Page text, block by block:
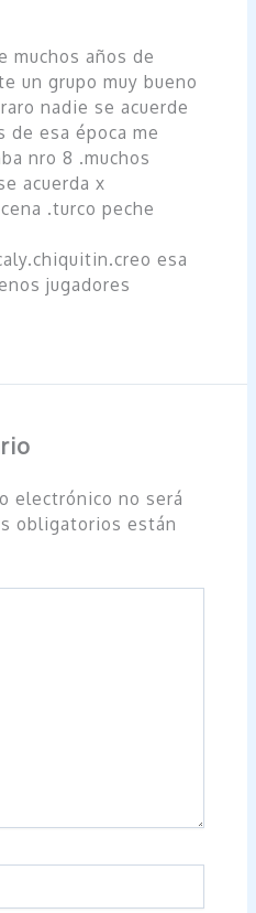
muchos años de
un grupo muy bueno
nadie se acuerde
esa época me
nro 8 .muchos
acuerda x
.turco peche
esa
jugadores
electrónico no será
obligatorios están